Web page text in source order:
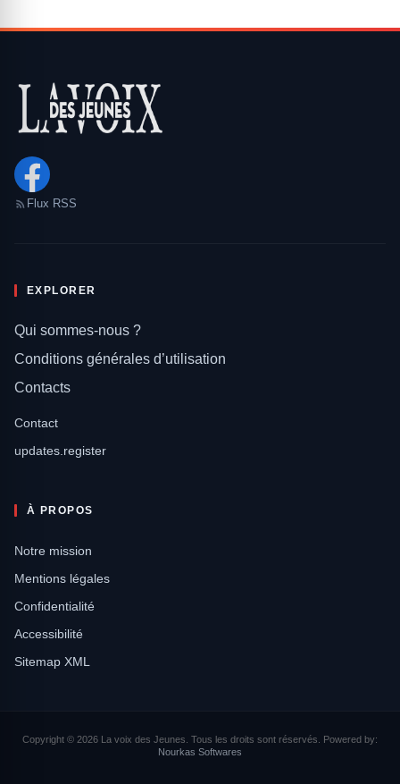
Flux RSS
EXPLORER
Qui sommes-nous ?
Conditions générales d’utilisation
Contacts
Contact
updates.register
À PROPOS
Notre mission
Mentions légales
Confidentialité
Accessibilité
Sitemap XML
Copyright © 2026 La voix des Jeunes. Tous les droits sont réservés. Powered by:
Nourkas Softwares